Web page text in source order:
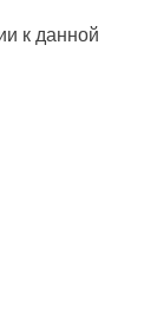
к данной